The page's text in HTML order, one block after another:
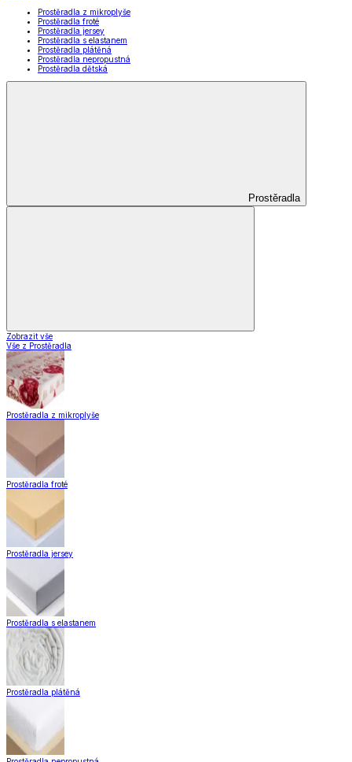
Prostěradla z mikroplyše
Prostěradla froté
Prostěradla jersey
Prostěradla s elastanem
Prostěradla plátěná
Prostěradla nepropustná
Prostěradla dětská
Prostěradla
Zobrazit vše
Vše z Prostěradla
Prostěradla z mikroplyše
Prostěradla froté
Prostěradla jersey
Prostěradla s elastanem
Prostěradla plátěná